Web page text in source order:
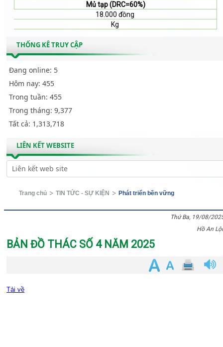
Mủ tạp (DRC=60%)
18.000 đồng
Kg
THỐNG KÊ TRUY CẬP
Đang online: 5
Hôm nay: 455
Trong tuần: 455
Trong tháng: 9,377
Tất cả: 1,313,718
LIÊN KẾT WEBSITE
Trang chủ TIN TỨC - SỰ KIỆN Phát triển bền vững
Thứ Ba, 19/08/
Hồ An
BẢN ĐỒ THÁC SỐ 4 NĂM 2025
Tải về